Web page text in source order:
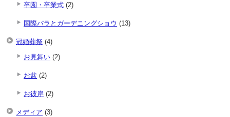
卒園・卒業式 (2)
国際バラとガーデニングショウ (13)
冠婚葬祭 (4)
お見舞い (2)
お盆 (2)
お彼岸 (2)
メディア (3)